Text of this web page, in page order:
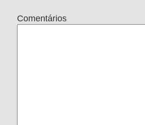
Comentários